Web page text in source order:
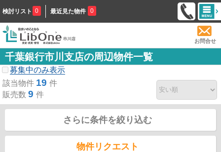
検討リスト 0 最近見た物件 0
お問合せ
千葉銀行市川支店の周辺物件一覧
募集中のみ表示
該当物件 19 件
販売数 9 件
さらに条件を絞り込む
物件リクエスト